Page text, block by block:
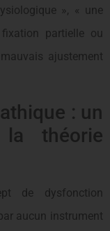
», « une
partielle ou
ajustement
: un
théorie
de dysfonction
aucun instrument